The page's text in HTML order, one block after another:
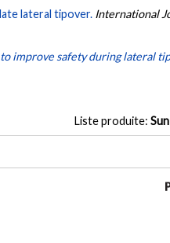
lateral tipover. International
improve safety during lateral
Liste produite: